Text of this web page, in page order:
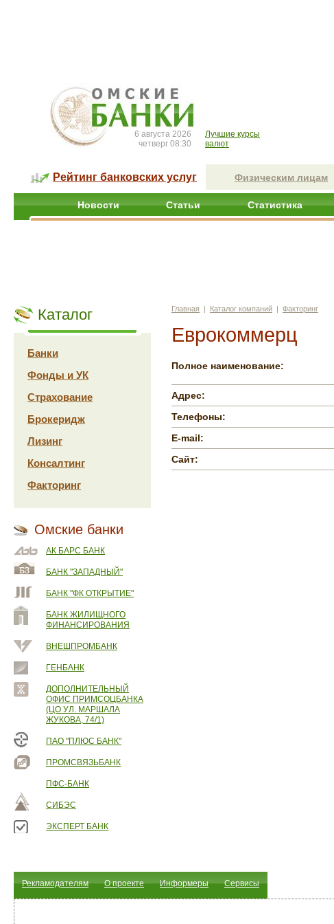
6 августа 2026
четверг 08:30
Лучшие курсы
валют
Рейтинг банковских услуг Физическим лицам
Новости Статьи Статистика
Каталог
Банки
Фонды и УК
Страхование
Брокеридж
Лизинг
Консалтинг
Факторинг
Омские банки
АК БАРС БАНК
БАНК "ЗАПАДНЫЙ"
БАНК "ФК ОТКРЫТИЕ"
БАНК ЖИЛИЩНОГО
ФИНАНСИРОВАНИЯ
ВНЕШПРОМБАНК
ГЕНБАНК
ДОПОЛНИТЕЛЬНЫЙ
ОФИС ПРИМСОЦБАНКА
(ЦО УЛ. МАРШАЛА
ЖУКОВА, 74/1)
ПАО "ПЛЮС БАНК"
ПРОМСВЯЗЬБАНК
ПФС-БАНК
СИБЭС
ЭКСПЕРТ БАНК
Главная | Каталог компаний | Факторинг
Еврокоммерц
Полное наименование:
Адрес:
Телефоны:
E-mail:
Сайт:
Рекламодателям О проекте Информеры Сервисы